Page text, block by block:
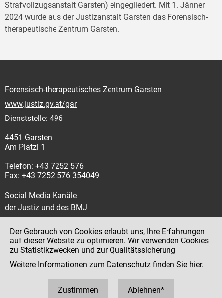
Strafvollzugsanstalt Garsten) eingegliedert. Mit 1. Jänner
2024 wurde aus der Justizanstalt Garsten das Forensisch-
therapeutische Zentrum Garsten.
Forensisch-therapeutisches Zentrum Garsten
www.justiz.gv.at/gar
Dienststelle: 496
4451 Garsten
Am Platzl 1
Telefon: +43 7252 576
Fax: +43 7252 576 354049
Social Media Kanäle
der Justiz und des BMJ
Impressum
Datenschutz
Der Gebrauch von Cookies erlaubt uns, Ihre Erfahrungen
auf dieser Website zu optimieren. Wir verwenden Cookies
zu Statistikzwecken und zur Qualitätssicherung
Weitere Informationen zum Datenschutz finden Sie hier.
Zustimmen Ablehnen*